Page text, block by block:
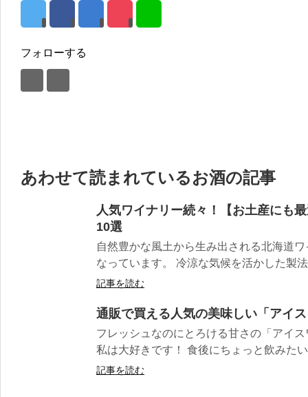
フォローする
あわせて読まれているお酒の記事
人気ワイナリー続々！【お土産にも
10選
自然豊かな風土から生み出される北海道
なっています。 冷涼な気候を活かした製
記事を読む
通販で買える人気の美味しい「アイ
フレッシュなのにとろける甘さの「アイ
私は大好きです！ 食後にちょっと飲みた
記事を読む